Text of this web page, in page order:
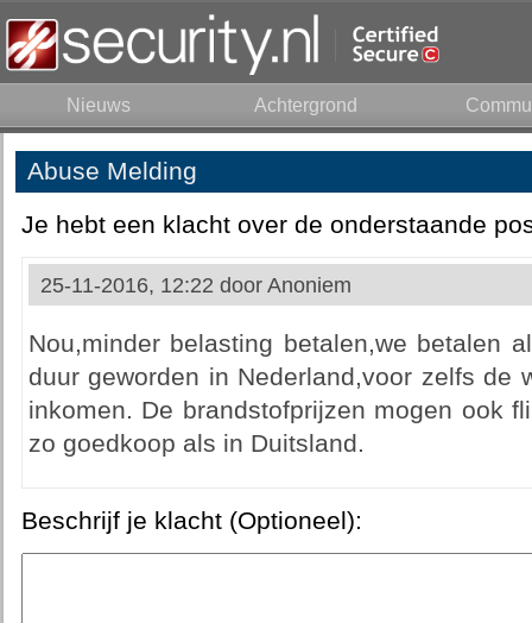
Nieuws Achtergrond
Abuse Melding
Je hebt een klacht over de onderstaande
25-11-2016, 12:22 door Anoniem
Nou,minder belasting betalen,we betalen
duur geworden in Nederland,voor zelfs de
inkomen. De brandstofprijzen mogen ook
zo goedkoop als in Duitsland.
Beschrijf je klacht (Optioneel):